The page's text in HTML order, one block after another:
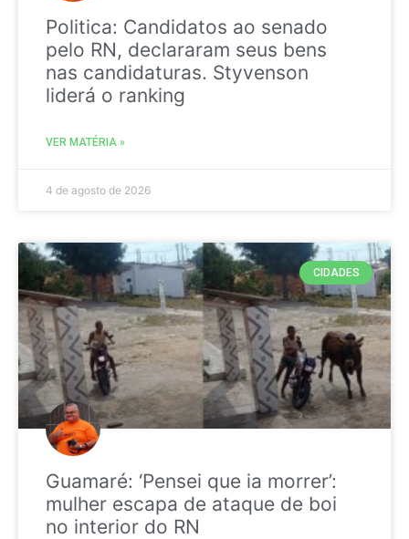
Politica: Candidatos ao senado
pelo RN, declararam seus bens
nas candidaturas. Styvenson
liderá o ranking
VER MATÉRIA »
4 de agosto de 2026
CIDADES
Guamaré: ‘Pensei que ia morrer’:
mulher escapa de ataque de boi
no interior do RN